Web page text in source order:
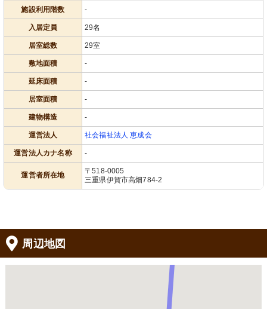
施設利用階数 -
入居定員 29名
居室総数 29室
敷地面積 -
延床面積 -
居室面積 -
建物構造 -
運営法人 社会福祉法人 恵成会
運営法人カナ名称 -
運営者所在地
〒518-0005
三重県伊賀市高畑784-2
周辺地図